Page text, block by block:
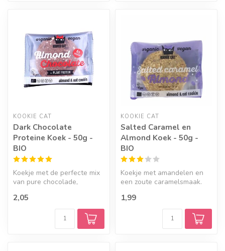
KOOKIE CAT
Dark Chocolate
Proteine Koek - 50g -
BIO
Koekje met de perfecte mix
van pure chocolade,
haver en t...
2,05
KOOKIE CAT
Salted Caramel en
Almond Koek - 50g -
BIO
Koekje met amandelen en
een zoute caramelsmaak.
1,99